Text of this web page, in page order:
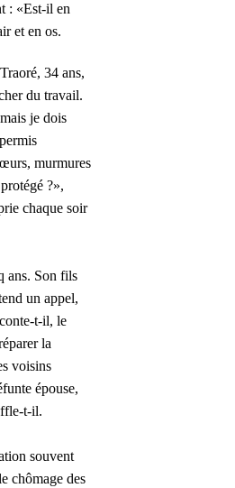
: «Est-il en
et en os.
34 ans,
du travail.
je dois
murmures
?»,
chaque soir
ans. Son fils
un appel,
t-il, le
la
voisins
épouse,
t-il.
souvent
chômage des